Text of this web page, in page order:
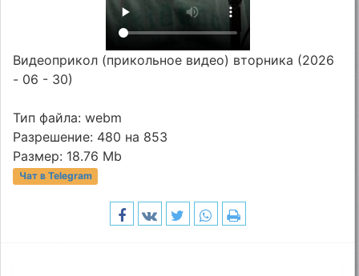
Видеоприкол (прикольное видео) вторника (2026
- 06 - 30)
Тип файла: webm
Разрешение: 480 на 853
Размер: 18.76 Mb
Чат в Telegram